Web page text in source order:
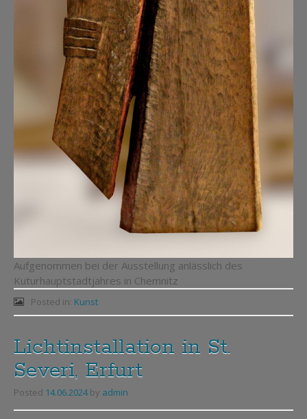
Aufgenommen bei der Ausstellung anlässlich des
Kuturhauptstadtjahres in Chemnitz
Posted in: Kunst
Lichtinstallation in St.
Severi, Erfurt
Posted 14.06.2024 by admin